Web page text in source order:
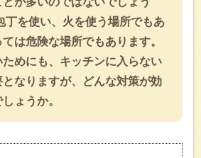
丁を使い、火を使う場所でもあ
は危険な場所でもあります。
めにも、キッチンに入らない
なりますが、どんな対策が効
ょうか。